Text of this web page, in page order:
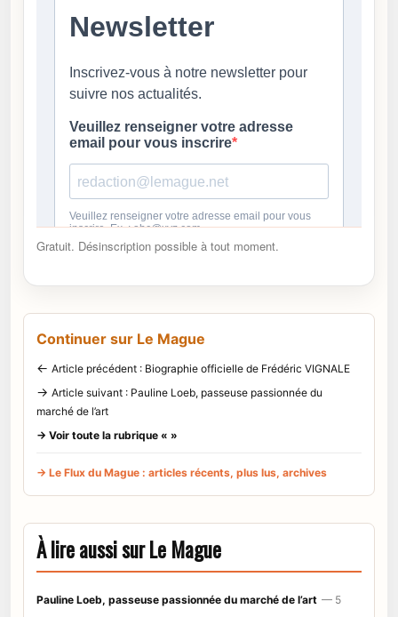
Gratuit. Désinscription possible à tout moment.
Continuer sur Le Mague
← Article précédent : Biographie officielle de Frédéric VIGNALE
→ Article suivant : Pauline Loeb, passeuse passionnée du
marché de l’art
→ Voir toute la rubrique « »
→ Le Flux du Mague : articles récents, plus lus, archives
À lire aussi sur Le Mague
Pauline Loeb, passeuse passionnée du marché de l’art — 5